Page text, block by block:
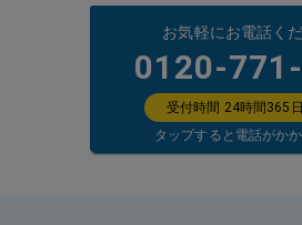
お気軽にお電話く
0120-
受付時間 24時間365
タップすると電話がか